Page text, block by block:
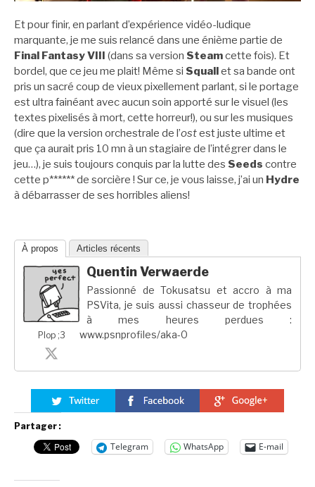
Et pour finir, en parlant d’expérience vidéo-ludique
marquante, je me suis relancé dans une énième partie de
Final Fantasy VIII (dans sa version Steamcette fois). Et
bordel, que ce jeu me plait! Même si Squallet sa bande ont
pris un sacré coup de vieux pixellement parlant, si le portage
est ultra fainéant avec aucun soin apporté sur le visuel (les
textes pixelisés à mort, cette horreur!), ou sur les musiques
(dire que la version orchestrale de l’ostest juste ultime et
que ça aurait pris 10 mn à un stagiaire de l’intégrer dans le
jeu…), je suis toujours conquis par la lutte des Seeds contre
cette p****** de sorcière ! Sur ce, je vous laisse, j’ai un Hydre
à débarrasser de ses horribles aliens!
À propos Articles récents
Plop ;3
Quentin Verwaerde
Passionné de Tokusatsu et accro à ma
PSVita, je suis aussi chasseur de trophées
à mes heures perdues :
www.psnprofiles/aka-0
Partager :
Telegram WhatsApp E-mail